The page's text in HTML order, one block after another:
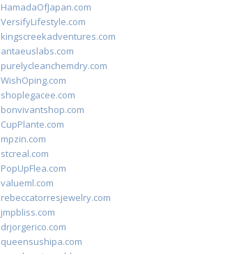
HamadaOfJapan.com
VersifyLifestyle.com
kingscreekadventures.com
antaeuslabs.com
purelycleanchemdry.com
WishOping.com
shoplegacee.com
bonvivantshop.com
CupPlante.com
mpzin.com
stcreal.com
PopUpFlea.com
valueml.com
rebeccatorresjewelry.com
jmpbliss.com
drjorgerico.com
queensushipa.com